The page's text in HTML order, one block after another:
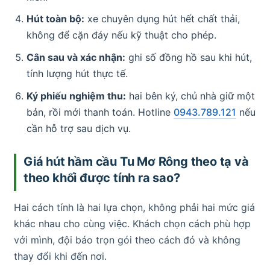
Hút toàn bộ: xe chuyên dụng hút hết chất thải,
không để cặn đáy nếu kỹ thuật cho phép.
Cân sau và xác nhận: ghi số đồng hồ sau khi hút,
tính lượng hút thực tế.
Ký phiếu nghiệm thu: hai bên ký, chủ nhà giữ một
bản, rồi mới thanh toán. Hotline 0943.789.121 nếu
cần hỗ trợ sau dịch vụ.
Giá hút hầm cầu Tu Mơ Rông theo tạ và
theo khối được tính ra sao?
Hai cách tính là hai lựa chọn, không phải hai mức giá
khác nhau cho cùng việc. Khách chọn cách phù hợp
với mình, đội báo trọn gói theo cách đó và không
thay đổi khi đến nơi.